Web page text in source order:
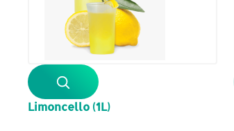
Limoncello (1L)